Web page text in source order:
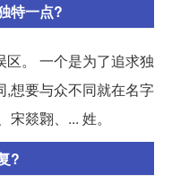
特一点?
。 一个是为了追求独
,想要与众不同就在名字
燚翾、... 姓。
?